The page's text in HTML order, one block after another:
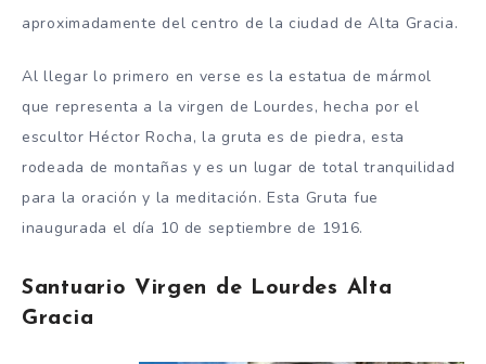
aproximadamente del centro de la ciudad de Alta Gracia.
Al llegar lo primero en verse es la estatua de mármol
que representa a la virgen de Lourdes, hecha por el
escultor Héctor Rocha, la gruta es de piedra, esta
rodeada de montañas y es un lugar de total tranquilidad
para la oración y la meditación. Esta Gruta fue
inaugurada el día 10 de septiembre de 1916.
Santuario Virgen de Lourdes Alta
Gracia